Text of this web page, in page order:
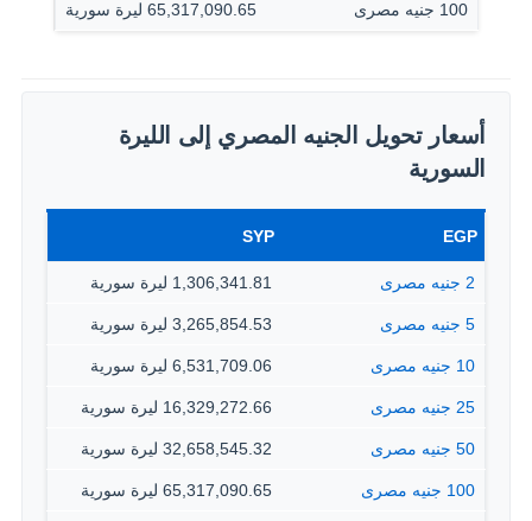
100 جنيه مصرى 65,317,090.65 ليرة سورية
أسعار تحويل الجنيه المصري إلى الليرة
السورية
EGP
SYP
2 جنيه مصرى 1,306,341.81 ليرة سورية
5 جنيه مصرى 3,265,854.53 ليرة سورية
10 جنيه مصرى 6,531,709.06 ليرة سورية
25 جنيه مصرى 16,329,272.66 ليرة سورية
50 جنيه مصرى 32,658,545.32 ليرة سورية
100 جنيه مصرى 65,317,090.65 ليرة سورية